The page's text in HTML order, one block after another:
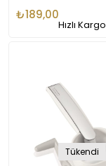
₺189,00
Hızlı Kargo
Tükendi